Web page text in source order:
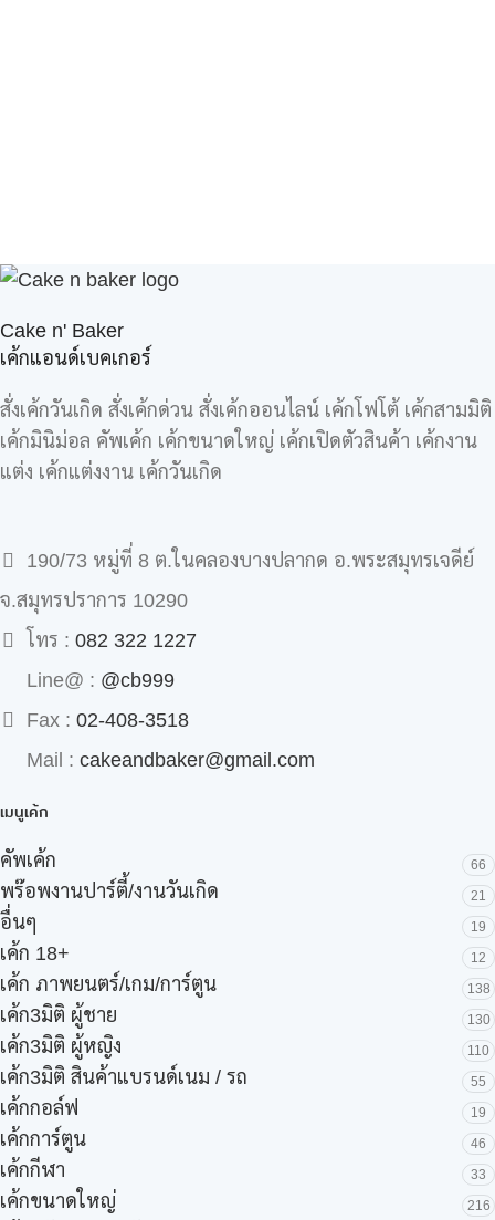
Cake n' Baker
เค้กแอนด์เบคเกอร์
สั่งเค้กวันเกิด สั่งเค้กด่วน สั่งเค้กออนไลน์ เค้กโฟโต้ เค้กสามมิติ
เค้กมินิม่อล คัพเค้ก เค้กขนาดใหญ่ เค้กเปิดตัวสินค้า เค้กงาน
แต่ง เค้กแต่งงาน เค้กวันเกิด
190/73 หมู่ที่ 8 ต.ในคลองบางปลากด อ.พระสมุทรเจดีย์
จ.สมุทรปราการ 10290
โทร : 082 322 1227
Line@ : @cb999
Fax : 02-408-3518
Mail : cakeandbaker@gmail.com
เมนูเค้ก
คัพเค้ก 66
พร๊อพงานปาร์ตี้/งานวันเกิด 21
อื่นๆ 19
เค้ก 18+ 12
เค้ก ภาพยนตร์/เกม/การ์ตูน 138
เค้ก3มิติ ผู้ชาย 130
เค้ก3มิติ ผู้หญิง 110
เค้ก3มิติ สินค้าแบรนด์เนม / รถ 55
เค้กกอล์ฟ 19
เค้กการ์ตูน 46
เค้กกีฬา 33
เค้กขนาดใหญ่ 216